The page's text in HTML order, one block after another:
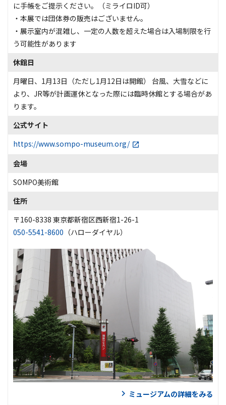
に手帳をご提示ください。（ミライロID可）
・本展では団体券の販売はございません。
・展示室内が混雑し、一定の人数を超えた場合は入場制限を行
う可能性があります
休館日
月曜日、1月13日（ただし1月12日は開館） 台風、大雪などに
より、JR等が計画運休となった際には臨時休館とする場合があ
ります。
公式サイト
https://www.sompo-museum.org/
会場
SOMPO美術館
住所
〒160-8338 東京都新宿区西新宿1-26-1
050-5541-8600 （ハローダイヤル）
ミュージアムの詳細をみる